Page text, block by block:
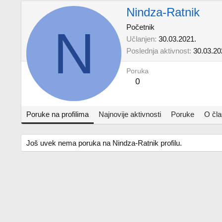
N
Nindza-Ratnik
Početnik
Učlanjen 30.03.2021.
Poslednja aktivnost
Poruka
0
Poruke na profilima Najnovije aktivnosti Poruke O
Još uvek nema poruka na Nindza-Ratnik profilu.